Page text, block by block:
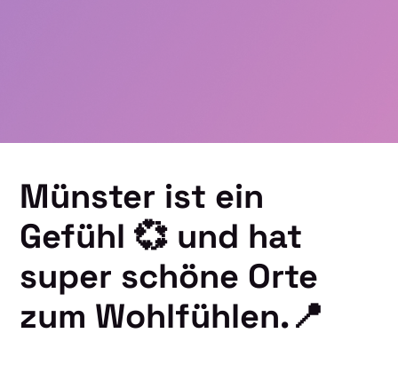
Münster ist ein
Gefühl 💞 und hat
super schöne Orte
zum Wohlfühlen.📍